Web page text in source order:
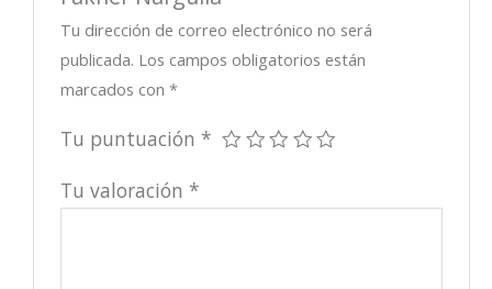
Tu dirección de correo electrónico no será
publicada. Los campos obligatorios están
marcados con*
Tu puntuación *
Tu valoración *